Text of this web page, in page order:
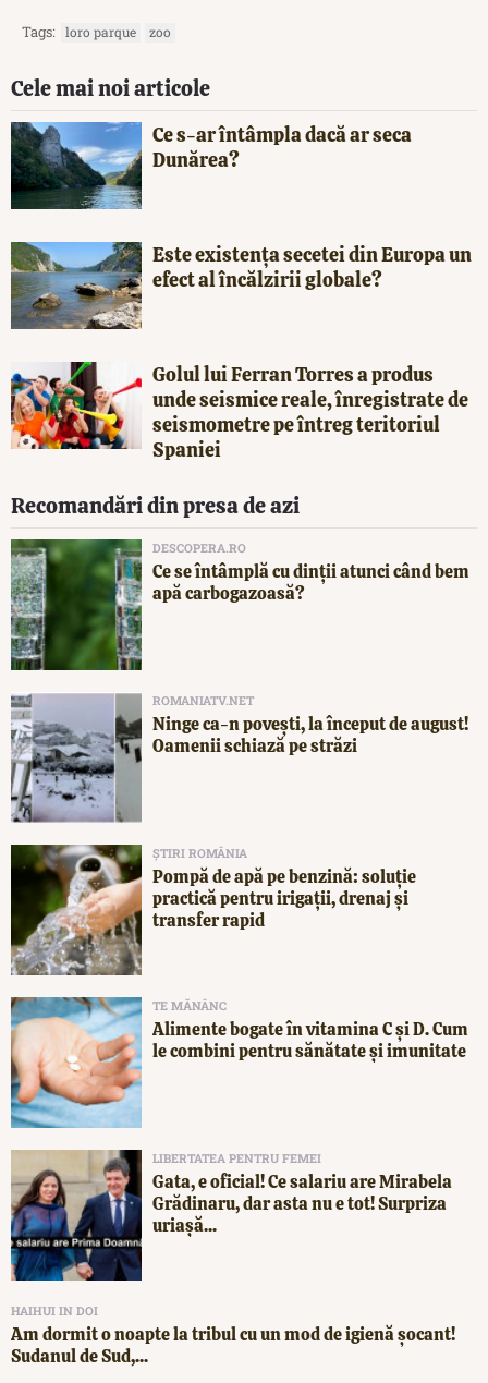
Tags: loro parque zoo
Cele mai noi articole
Ce s-ar întâmpla dacă ar seca
Dunărea?
Este existența secetei din Europa un
efect al încălzirii globale?
Golul lui Ferran Torres a produs
unde seismice reale, înregistrate de
seismometre pe întreg teritoriul
Spaniei
Recomandări din presa de azi
DESCOPERA.RO
Ce se întâmplă cu dinții atunci când bem
apă carbogazoasă?
ROMANIATV.NET
Ninge ca-n povești, la început de august!
Oamenii schiază pe străzi
ȘTIRI ROMÂNIA
Pompă de apă pe benzină: soluție
practică pentru irigații, drenaj și
transfer rapid
TE MĂNÂNC
Alimente bogate în vitamina C și D. Cum
le combini pentru sănătate și imunitate
LIBERTATEA PENTRU FEMEI
Gata, e oficial! Ce salariu are Mirabela
Grădinaru, dar asta nu e tot! Surpriza
uriașă...
HAIHUI IN DOI
Am dormit o noapte la tribul cu un mod de igienă șocant!
Sudanul de Sud,...